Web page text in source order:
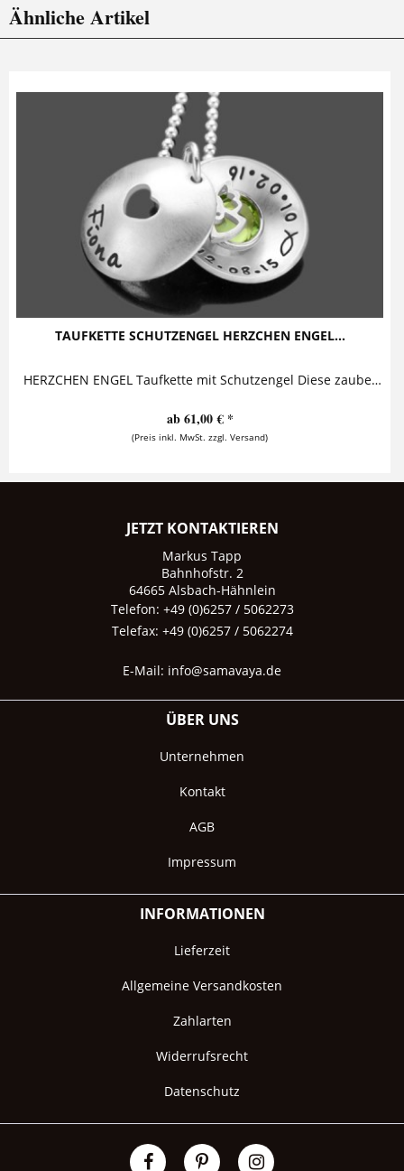
Ähnliche Artikel
TAUFKETTE SCHUTZENGEL HERZCHEN ENGEL...
HERZCHEN ENGEL Taufkette mit Schutzengel Diese zauberhafte Taufkette besteht aus einem Namensanhänger, in dessen Inneren ein süßer...
ab 61,00 € *
(Preis inkl. MwSt. zzgl. Versand)
JETZT KONTAKTIEREN
Markus Tapp
Bahnhofstr. 2
64665 Alsbach-Hähnlein
Telefon: +49 (0)6257 / 5062273
Telefax: +49 (0)6257 / 5062274
E-Mail: info@samavaya.de
ÜBER UNS
Unternehmen
Kontakt
AGB
Impressum
INFORMATIONEN
Lieferzeit
Allgemeine Versandkosten
Zahlarten
Widerrufsrecht
Datenschutz